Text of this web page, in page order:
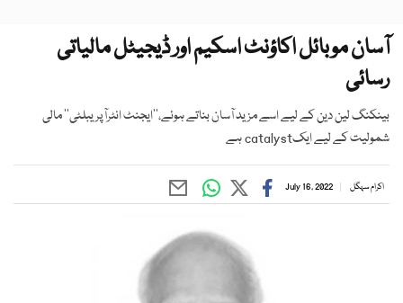
آسان موبائل اکاؤنٹ اسکیم اور ڈیجیٹل مالیاتی
رسائی
بینکنگ لین دین کے لیے اسے مزید آسان بناتے ہوئے،''ایجنٹ انٹرآپریبلٹی'' مالی
شمولیت کے لیے ایکcatalyst ہے
اکرام سہگل July 16, 2022